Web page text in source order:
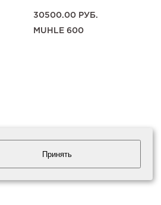
30500.00 РУБ.
MUHLE 600
Принять